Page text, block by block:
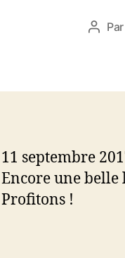
Par
11 septembre
Encore une
Profitons !